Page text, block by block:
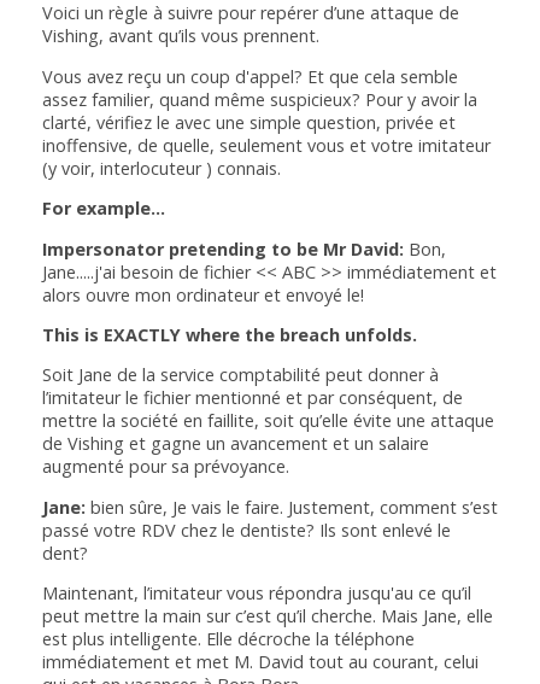
Voici un règle à suivre pour repérer d’une attaque de
Vishing, avant qu’ils vous prennent.
Vous avez reçu un coup d'appel? Et que cela semble
assez familier, quand même suspicieux? Pour y avoir la
clarté, vérifiez le avec une simple question, privée et
inoffensive, de quelle, seulement vous et votre imitateur
(y voir, interlocuteur ) connais.
For example...
Impersonator pretending to be Mr David: Bon,
Jane.....j'ai besoin de fichier << ABC >> immédiatement et
alors ouvre mon ordinateur et envoyé le!
This is EXACTLY where the breach unfolds.
Soit Jane de la service comptabilité peut donner à
l’imitateur le fichier mentionné et par conséquent, de
mettre la société en faillite, soit qu’elle évite une attaque
de Vishing et gagne un avancement et un salaire
augmenté pour sa prévoyance.
Jane: bien sûre, Je vais le faire. Justement, comment s’est
passé votre RDV chez le dentiste? Ils sont enlevé le
dent?
Maintenant, l’imitateur vous répondra jusqu'au ce qu’il
peut mettre la main sur c’est qu’il cherche. Mais Jane, elle
est plus intelligente. Elle décroche la téléphone
immédiatement et met M. David tout au courant, celui